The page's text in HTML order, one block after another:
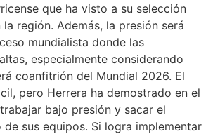
que ha visto a su selección
región. Además, la presión será
mundialista donde las
especialmente considerando
coanfitrión del Mundial 2026. El
pero Herrera ha demostrado en el
bajo presión y sacar el
sus equipos. Si logra implementar